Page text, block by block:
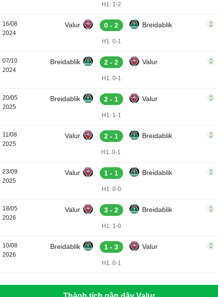
H1: 1-2
16/08
2024
Valur 0 - 2 Breidablik
H1: 0-1
07/10
2024
Breidablik 2 - 2 Valur
H1: 0-1
20/05
2025
Breidablik 2 - 1 Valur
H1: 1-1
11/08
2025
Valur 2 - 1 Breidablik
H1: 0-1
23/09
2025
Valur 1 - 1 Breidablik
H1: 0-0
18/05
2026
Valur 3 - 2 Breidablik
H1: 1-0
10/08
2026
Breidablik 1 - 3 Valur
H1: 0-1